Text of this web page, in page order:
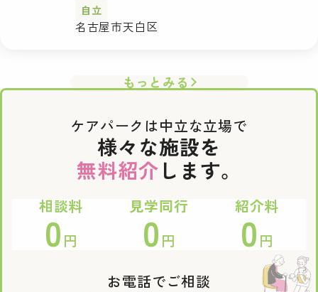
自立
名古屋市天白区
もっとみる
ケアパークは中立な立場で
様々な施設を
無料紹介 します。
相談料
0 円
見学同行
0 円
紹介料
0 円
お電話でご相談